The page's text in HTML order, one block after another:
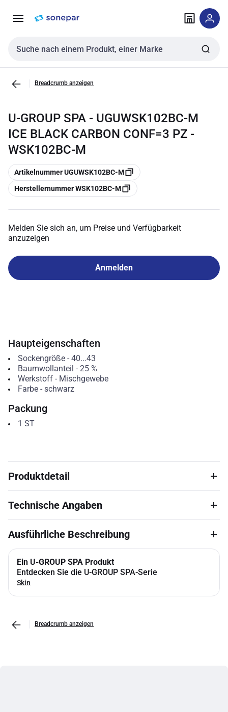
NavigationInhalt
Sucheingabe
Breadcrumb anzeigen
U-GROUP SPA - UGUWSK102BC-M
ICE BLACK CARBON CONF=3 PZ -
WSK102BC-M
Kopieren
Artikelnummer UGUWSK102BC-M
Kopieren
Herstellernummer WSK102BC-M
Melden Sie sich an, um Preise und Verfügbarkeit
anzuzeigen
Anmelden
Haupteigenschaften
Sockengröße- 40...43
Baumwollanteil - 25 %
Werkstoff- Mischgewebe
Farbe- schwarz
Packung
1 ST
Produktdetail
Technische Angaben
Ausführliche Beschreibung
Ein U-GROUP SPA Produkt
Entdecken Sie die U-GROUP SPA-Serie
Skin
Breadcrumb anzeigen